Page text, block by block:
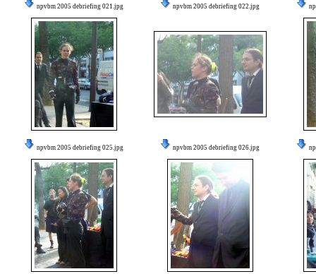
npvbm 2005 debriefing 021.jpg npvbm 2005 debriefing 022.jpg
npvbm 2005 debriefing 025.jpg npvbm 2005 debriefing 026.jpg